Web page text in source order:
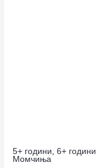
5+ години,6+ години
Момчиња